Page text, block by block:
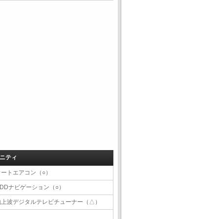
ティ
トエアコン（○）
ナビゲーション（○）
波デジタルテレビチューナー（△）